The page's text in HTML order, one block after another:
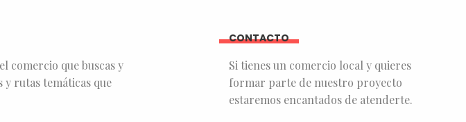
comercio que buscas y
y rutas temáticas que
CONTACTO
Si tienes un comercio local y quieres
formar parte de nuestro proyecto
estaremos encantados de atenderte.